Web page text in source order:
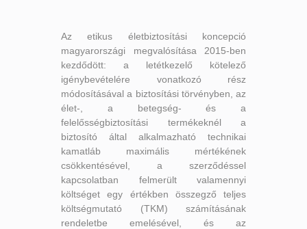
Az etikus életbiztosítási koncepció
magyarországi megvalósítása 2015-ben
kezdődött: a letétkezelő kötelező
igénybevételére vonatkozó rész
módosításával a biztosítási törvényben, az
élet-, a betegség- és a
felelősségbiztosítási termékeknél a
biztosító által alkalmazható technikai
kamatláb maximális mértékének
csökkentésével, a szerződéssel
kapcsolatban felmerült valamennyi
költséget egy értékben összegző teljes
költségmutató (TKM) számításának
rendeletbe emelésével, és az